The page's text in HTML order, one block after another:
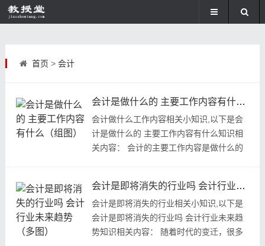
首页 > 会计
会计是做什么的 主要工作内容有什么（组图）
会计做什么工作内容相关小知识,以下是会
计是做什么的 主要工作内容有什么知识相
关内容： 会计的主要工作内容是做什么的
会计是即将消失的行业吗 会计行业未来趋势（多图）
会计是即将消失的行业相关小知识,以下是
会计是即将消失的行业吗 会计行业未来趋
势知识相关内容： 随着时代的变迁，很多